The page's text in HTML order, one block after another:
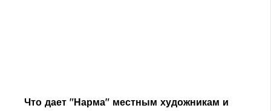
Что дает "Нарма" местным художникам и